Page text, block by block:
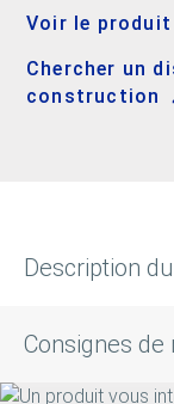
Voir le produit
Chercher un
construction
Description
Consignes